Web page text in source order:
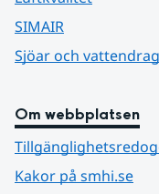
SIMAIR
Sjöar och vattendrag
Om webbplatsen
Kakor på smhi.se